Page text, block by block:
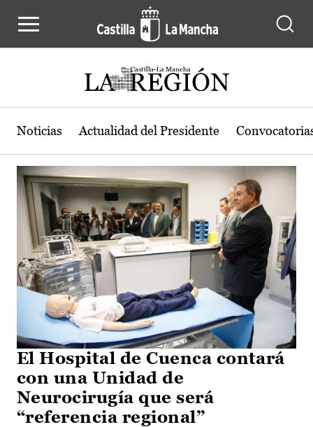
Actualidad de la región de Castilla-
Noticias Actualidad del Presidente
El Hospital de Cuenca contará
con una Unidad de
Neurocirugía que será
“referencia regional”